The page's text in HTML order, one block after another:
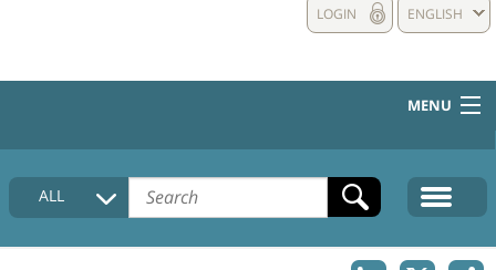
ENGLISH
LOGIN
MENU
HOME
COLLECTIONS DESCRIPTION
ALL